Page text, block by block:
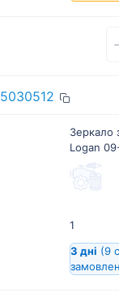
5030512
Зеркало
Logan
1
3 дні (9